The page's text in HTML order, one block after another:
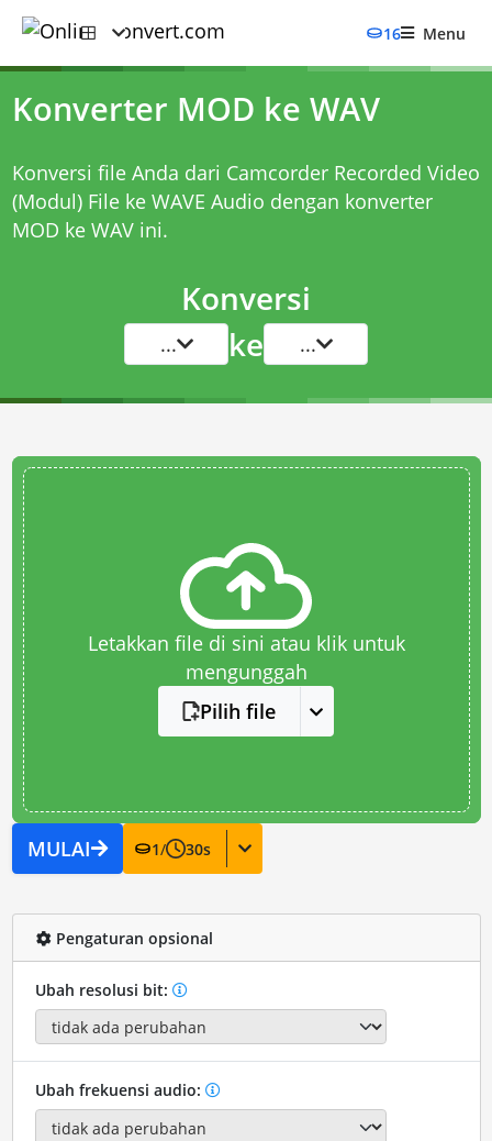
16 Menu
Konverter MOD ke WAV
Konversi file Anda dari Camcorder Recorded Video
(Modul) File ke WAVE Audio dengan konverter
MOD ke WAVini.
Konversi
... ke ...
Letakkan file di sini atau klik untuk
mengunggah
Pilih file
MULAI 1/ 30s
Pengaturan opsional
Ubah resolusi bit:
Ubah frekuensi audio: